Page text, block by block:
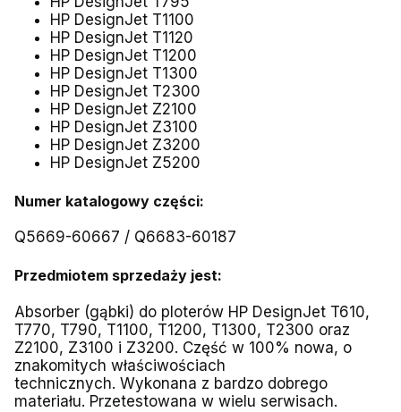
HP DesignJet T1100
HP DesignJet T1120
HP DesignJet T1200
HP DesignJet T1300
HP DesignJet T2300
HP DesignJet Z2100
HP DesignJet Z3100
HP DesignJet Z3200
HP DesignJet Z5200
Numer katalogowy części:
Q5669-60667 / Q6683-60187
Przedmiotem sprzedaży jest:
Absorber (gąbki) do ploterów HP DesignJet T610,
T770, T790, T1100, T1200, T1300, T2300 oraz
Z2100, Z3100 i Z3200. Część w 100% nowa, o
znakomitych właściwościach
technicznych. Wykonana z bardzo dobrego
materiału. Przetestowana w wielu serwisach.